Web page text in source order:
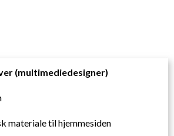
(multimediedesigner)
materiale til hjemmesiden